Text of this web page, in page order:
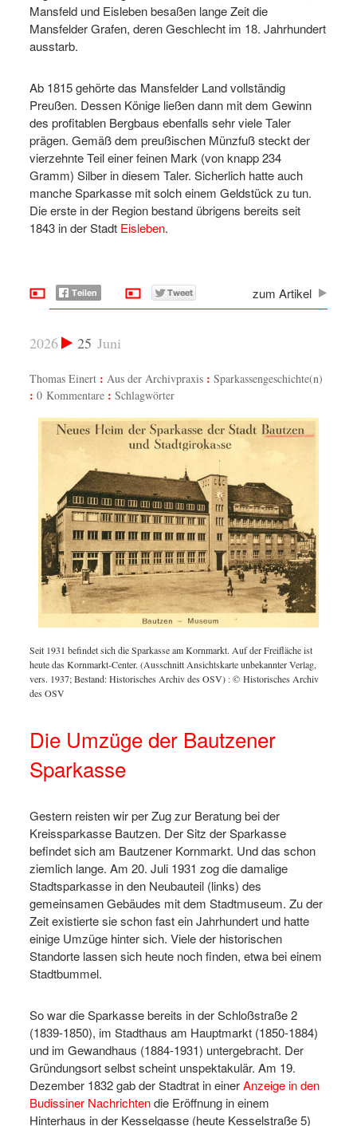
Mansfeld und Eisleben besaßen lange Zeit die
Mansfelder Grafen, deren Geschlecht im 18. Jahrhundert
ausstarb.
Ab 1815 gehörte das Mansfelder Land vollständig
Preußen. Dessen Könige ließen dann mit dem Gewinn
des profitablen Bergbaus ebenfalls sehr viele Taler
prägen. Gemäß dem preußischen Münzfuß steckt der
vierzehnte Teil einer feinen Mark (von knapp 234
Gramm) Silber in diesem Taler. Sicherlich hatte auch
manche Sparkasse mit solch einem Geldstück zu tun.
Die erste in der Region bestand übrigens bereits seit
1843 in der Stadt Eisleben.
zum Artikel
25 Juni
2026
Thomas Einert Aus der Archivpraxis
Sparkassengeschichte(n)
0 Kommentare
Schlagwörter
Seit 1931 befindet sich die Sparkasse am Kornmarkt. Auf der Freifläche ist
heute das Kornmarkt-Center. (Ausschnitt Ansichtskarte unbekannter Verlag,
vers. 1937; Bestand: Historisches Archiv des OSV) :© Historisches Archiv
des OSV
Die Umzüge der Bautzener
Sparkasse
Gestern reisten wir per Zug zur Beratung bei der
Kreissparkasse Bautzen. Der Sitz der Sparkasse
befindet sich am Bautzener Kornmarkt. Und das schon
ziemlich lange. Am 20. Juli 1931 zog die damalige
Stadtsparkasse in den Neubauteil (links) des
gemeinsamen Gebäudes mit dem Stadtmuseum. Zu der
Zeit existierte sie schon fast ein Jahrhundert und hatte
einige Umzüge hinter sich. Viele der historischen
Standorte lassen sich heute noch finden, etwa bei einem
Stadtbummel.
So war die Sparkasse bereits in der Schloßstraße 2
(1839-1850), im Stadthaus am Hauptmarkt (1850-1884)
und im Gewandhaus (1884-1931) untergebracht. Der
Gründungsort selbst scheint unspektakulär. Am 19.
Dezember 1832 gab der Stadtrat in einerAnzeige in den
Budissiner Nachrichtendie Eröffnung in einem
Hinterhaus in der Kesselgasse (heute Kesselstraße 5)